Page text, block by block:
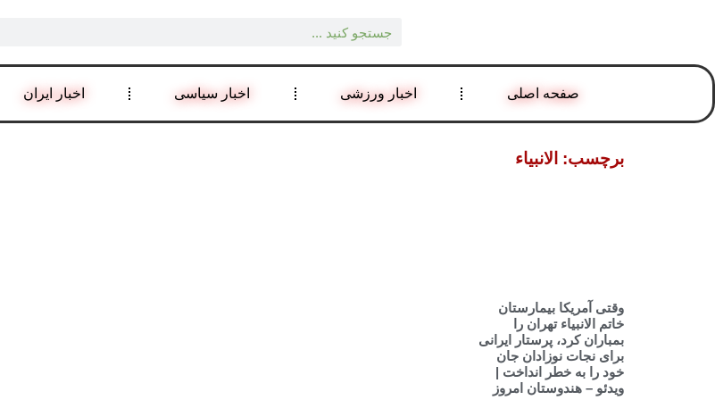
صفحه اصلی اخبار ورزشی اخبار سیاسی اخبار ایران
برچسب: الانبیاء
وقتی آمریکا بیمارستان
خاتم الانبیاء تهران را
بمباران کرد، پرستار ایرانی
برای نجات نوزادان جان
خود را به خطر انداخت |
ویدئو – هندوستان امروز